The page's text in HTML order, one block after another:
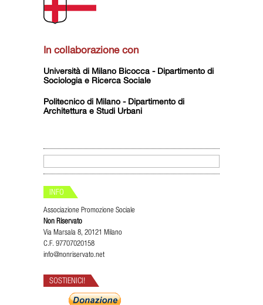
In collaborazione con
Università di Milano Bicocca - Dipartimento di
Sociologia e Ricerca Sociale
Politecnico di Milano - Dipartimento di
Architettura e Studi Urbani
INFO
Associazione Promozione Sociale
Non Riservato
Via Marsala 8, 20121 Milano
C.F. 97707020158
info@nonriservato.net
SOSTIENICI!